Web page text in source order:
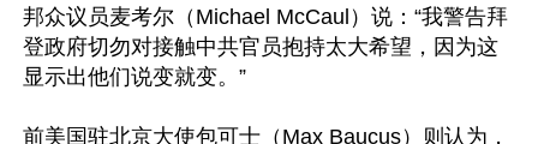
邦众议员麦考尔（Michael McCaul）说：“我警告拜
登政府切勿对接触中共官员抱持太大希望，因为这
显示出他们说变就变。”
前美国驻北京大使包可士（Max Baucus）则认为，